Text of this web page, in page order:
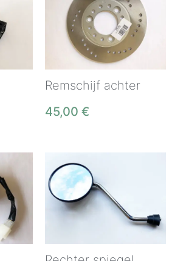
Remschijf achter
45,00 €